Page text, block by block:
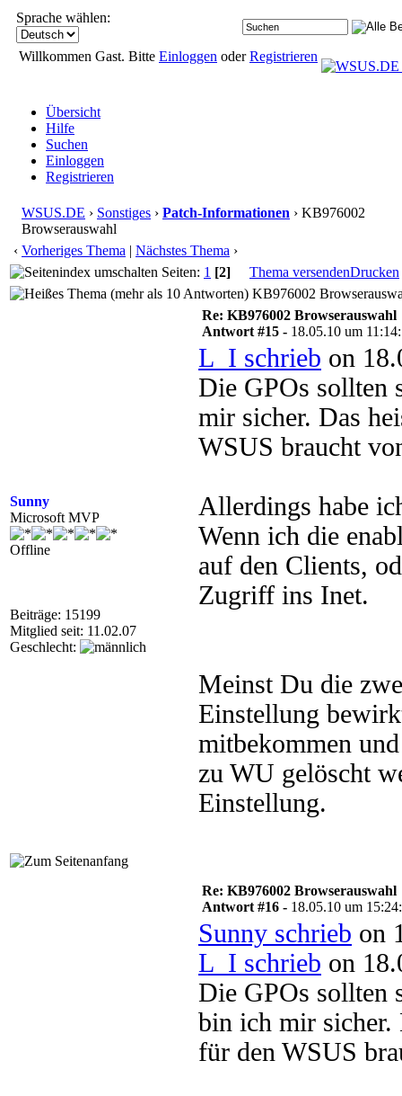
Sprache wählen:
Willkommen Gast. Bitte Einloggen oderRegistrieren
Übersicht
Hilfe
Suchen
Einloggen
Registrieren
WSUS.DE › Sonstiges › Patch-Informationen › KB976002
Browserauswahl
‹ Vorheriges Thema | Nächstes Thema ›
Seiten: 1 [2] Thema versendenDrucken
KB976002
Sunny
Microsoft MVP
Offline
Beiträge: 15199
Mitglied seit: 11.02.07
Geschlecht:
Re: KB976002 Browserauswahl
Antwort #15 - 18.05.10 um
L_I schrieb on
Die GPOs sollten
mir sicher. Das
WSUS braucht
Allerdings habe
Wenn ich die
auf den Clients,
Zugriff ins Inet.
Meinst Du die
Einstellung
mitbekommen
zu WU gelöscht
Einstellung.
Re: KB976002 Browserauswahl
Antwort #16 - 18.05.10 um
Sunny schrieb on
L_I schrieb on
Die GPOs sollten
bin ich mir sicher.
für den WSUS